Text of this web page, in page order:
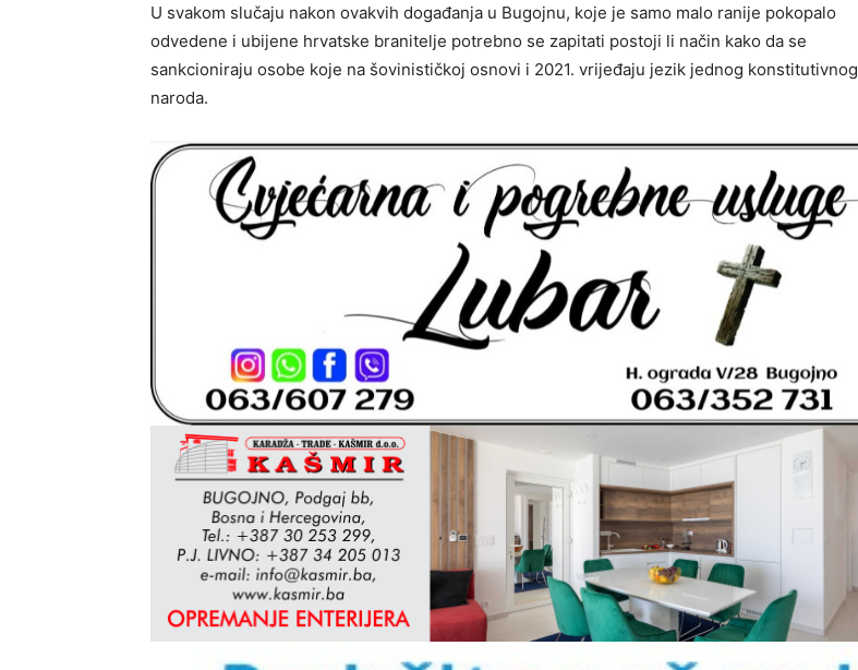
U svakom slučaju nakon ovakvih događanja u Bugojnu, koje je samo malo ranije pokopalo
odvedene i ubijene hrvatske branitelje potrebno se zapitati postoji li način kako da se
sankcioniraju osobe koje na šovinističkoj osnovi i 2021. vrijeđaju jezik jednog konstitutivnog
naroda.